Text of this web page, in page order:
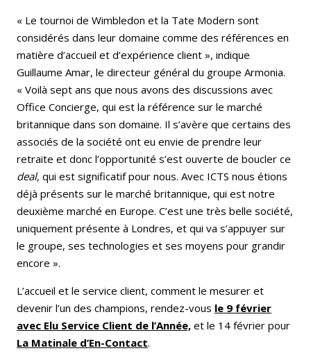
« Le tournoi de Wimbledon et la Tate Modern sont
considérés dans leur domaine comme des références en
matière d’accueil et d’expérience client », indique
Guillaume Amar, le directeur général du groupe Armonia.
« Voilà sept ans que nous avons des discussions avec
Office Concierge, qui est la référence sur le marché
britannique dans son domaine. Il s’avère que certains des
associés de la société ont eu envie de prendre leur
retraite et donc l’opportunité s’est ouverte de boucler ce
deal, qui est significatif pour nous. Avec ICTS nous étions
déjà présents sur le marché britannique, qui est notre
deuxième marché en Europe. C’est une très belle société,
uniquement présente à Londres, et qui va s’appuyer sur
le groupe, ses technologies et ses moyens pour grandir
encore ».
L’accueil et le service client, comment le mesurer et
devenir l’un des champions, rendez-vous le 9 février
avec Elu Service Client de l’Année, et le 14 février pour
La Matinale d’En-Contact.